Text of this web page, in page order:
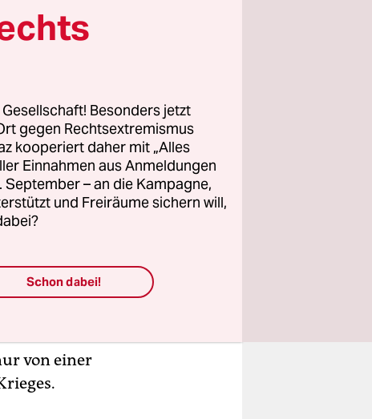
Tisch,
Nacht
„negativ“
33 der
von einer
Besonders jetzt
gegen Rechtsextremismus
kooperiert daher mit „Alles
Einnahmen aus Anmeldungen
September – an die Kampagne,
und Freiräume sichern will,
Schon dabei!